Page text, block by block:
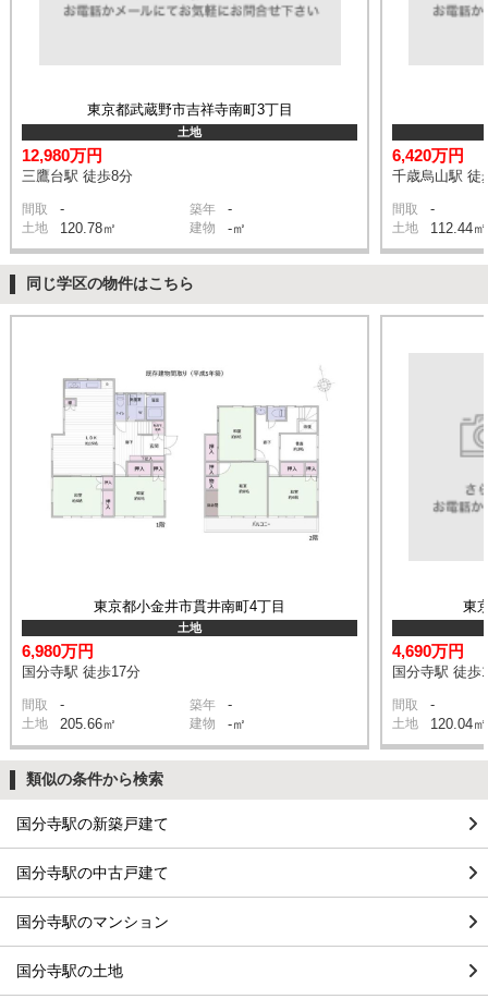
東京都武蔵野市吉祥寺南町3丁目
土地
12,980万円
三鷹台駅 徒歩8分
間取 - 築年 -
土地 120.78㎡ 建物 -㎡
6,420万円
千歳烏山駅 徒
間取 -
土地 112.44㎡
同じ学区の物件はこちら
東京都小金井市貫井南町4丁目
土地
6,980万円
国分寺駅 徒歩17分
間取 - 築年 -
土地 205.66㎡ 建物 -㎡
東
4,690万円
国分寺駅 徒歩
間取 -
土地 120.04㎡
類似の条件から検索
国分寺駅の新築戸建て
国分寺駅の中古戸建て
国分寺駅のマンション
国分寺駅の土地